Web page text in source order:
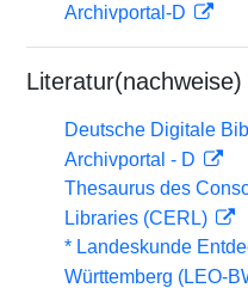
Archivportal-D
Literatur(nachweise)
Deutsche Digitale
Archivportal - D
Thesaurus des
Libraries (CERL)
* Landeskunde
Württemberg (LEO-